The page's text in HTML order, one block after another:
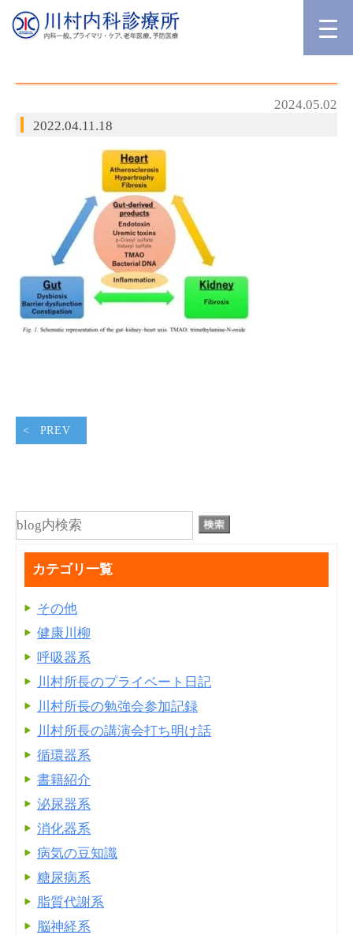
2024.05.02
2022.04.11.18
PREV
カテゴリ一覧
その他
健康川柳
呼吸器系
川村所長のプライベート日記
川村所長の勉強会参加記録
川村所長の講演会打ち明け話
循環器系
書籍紹介
泌尿器系
消化器系
病気の豆知識
糖尿病系
脂質代謝系
脳神経系